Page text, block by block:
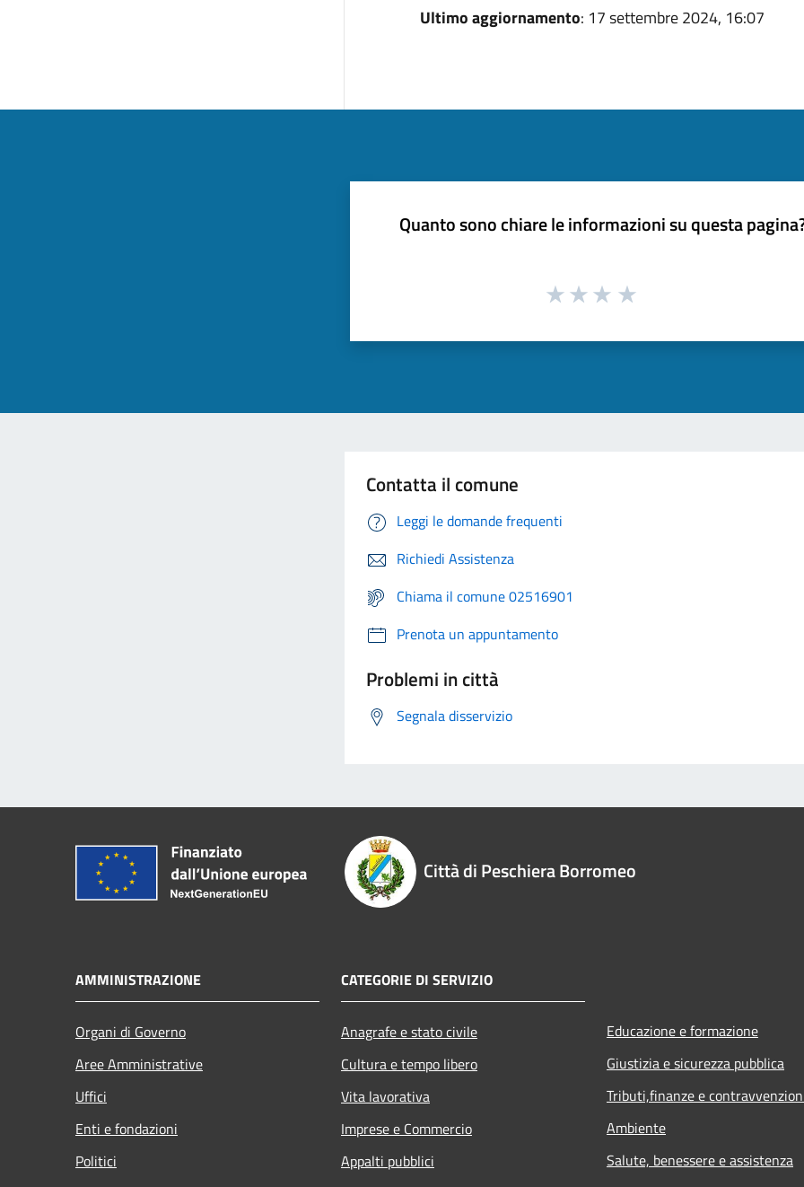
Ultimo aggiornamento: 17 settembre 2024, 16:07
Quanto sono chiare le informazioni su questa
Contatta il comune
Leggi le domande frequenti
Richiedi Assistenza
Chiama il comune 02516901
Prenota un appuntamento
Problemi in città
Segnala disservizio
Città di Peschiera Borromeo
AMMINISTRAZIONE
Organi di Governo
Aree Amministrative
Uffici
Enti e fondazioni
Politici
CATEGORIE DI SERVIZIO
Anagrafe e stato civile
Cultura e tempo libero
Vita lavorativa
Imprese e Commercio
Appalti pubblici
Educazione e formazione
Giustizia e sicurezza pubblica
Tributi,finanze e
Ambiente
Salute, benessere e assistenza